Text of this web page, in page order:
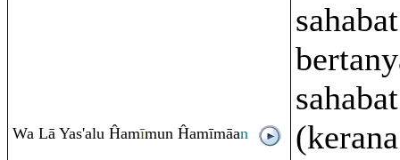
Wa Lā Yas'alu Ĥamīmun Ĥamīmāan